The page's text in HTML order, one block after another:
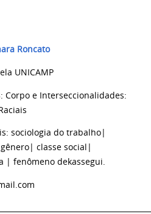
Roncato
UNICAMP
Corpo e Interseccionalidades:
sociologia do trabalho
gênero classe social
fenômeno dekassegui.